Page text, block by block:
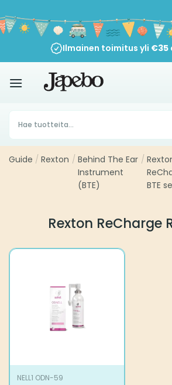
sisältöön
Ilmainen toimitus yli €35
Products
search
Guide / Rexton / Behind The Ear
Instrument
(BTE)
/
BTE
Rexton ReCharge
NELL1 ODN-59